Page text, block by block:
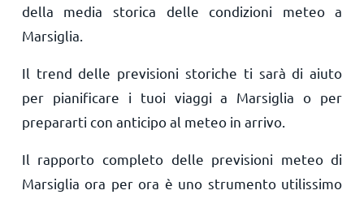
della media storica delle condizioni meteo a
Marsiglia.
Il trend delle previsioni storiche ti sarà di aiuto
per pianificare i tuoi viaggi a Marsiglia o per
prepararti con anticipo al meteo in arrivo.
Il rapporto completo delle previsioni meteo di
Marsiglia ora per ora è uno strumento utilissimo